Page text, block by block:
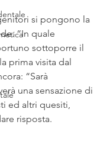
si pongono la
“In quale
sottoporre il
prima visita dal
“Sarà
una sensazione di
ed altri quesiti,
risposta.